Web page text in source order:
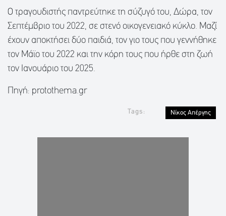
Ο τραγουδιστής παντρεύτηκε τη σύζυγό του, Δώρα, τον
Σεπτέμβριο του 2022, σε στενό οικογενειακό κύκλο. Μαζί
έχουν αποκτήσει δύο παιδιά, τον γιο τους που γεννήθηκε
τον Μάϊο του 2022 και την κόρη τους που ήρθε στη ζωή
τον Ιανουάριο του 2025.
Πηγή: protothema.gr
Tags: Νίκος Απέργης